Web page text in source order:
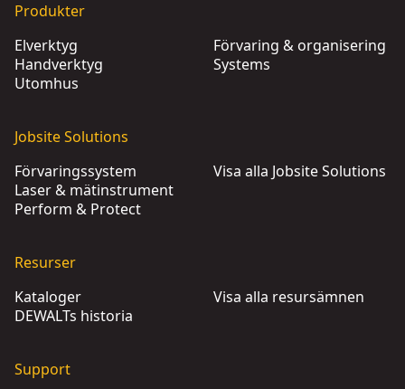
Produkter
Elverktyg
Handverktyg
Utomhus
Förvaring & organisering
Systems
Jobsite Solutions
Förvaringssystem
Laser & mätinstrument
Perform & Protect
Visa alla Jobsite Solutions
Resurser
Kataloger
DEWALTs historia
Visa alla resursämnen
Support